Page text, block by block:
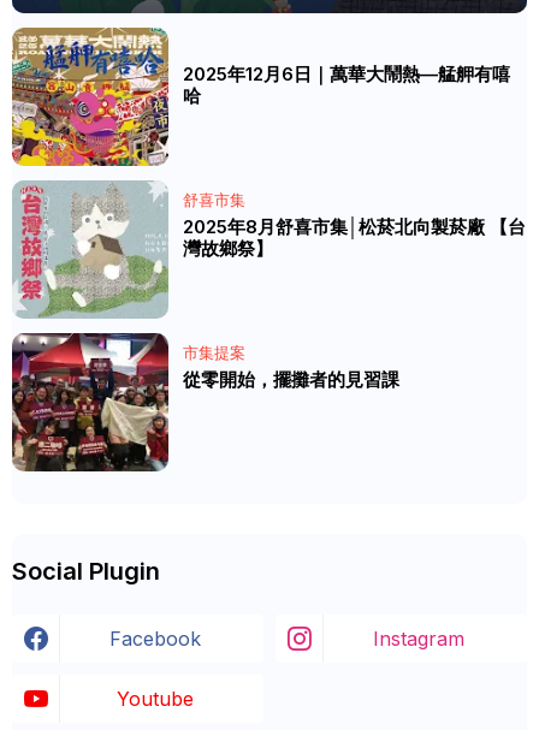
2025年12月6日｜萬華大鬧熱—艋舺有嘻
哈
舒喜市集
2025年8月舒喜市集│松菸北向製菸廠 【台
灣故鄉祭】
市集提案
從零開始，擺攤者的見習課
Social Plugin
Facebook Instagram
Youtube